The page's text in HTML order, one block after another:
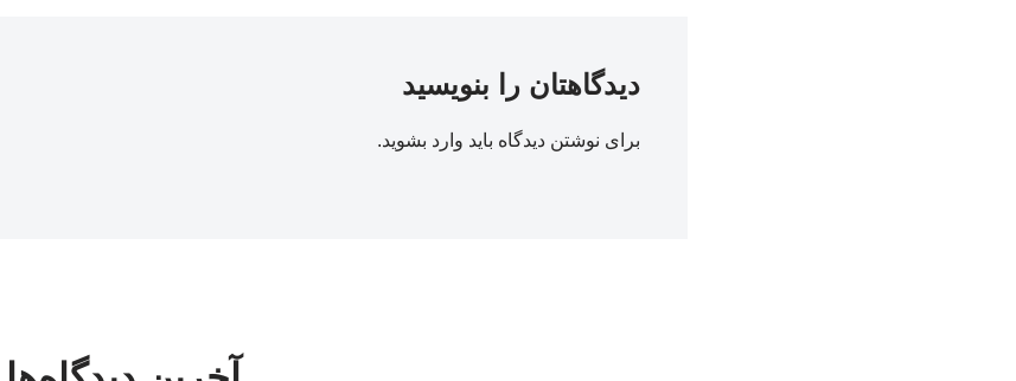
دیدگاهتان را بنویسید
برای نوشتن دیدگاه باید وارد بشوید.